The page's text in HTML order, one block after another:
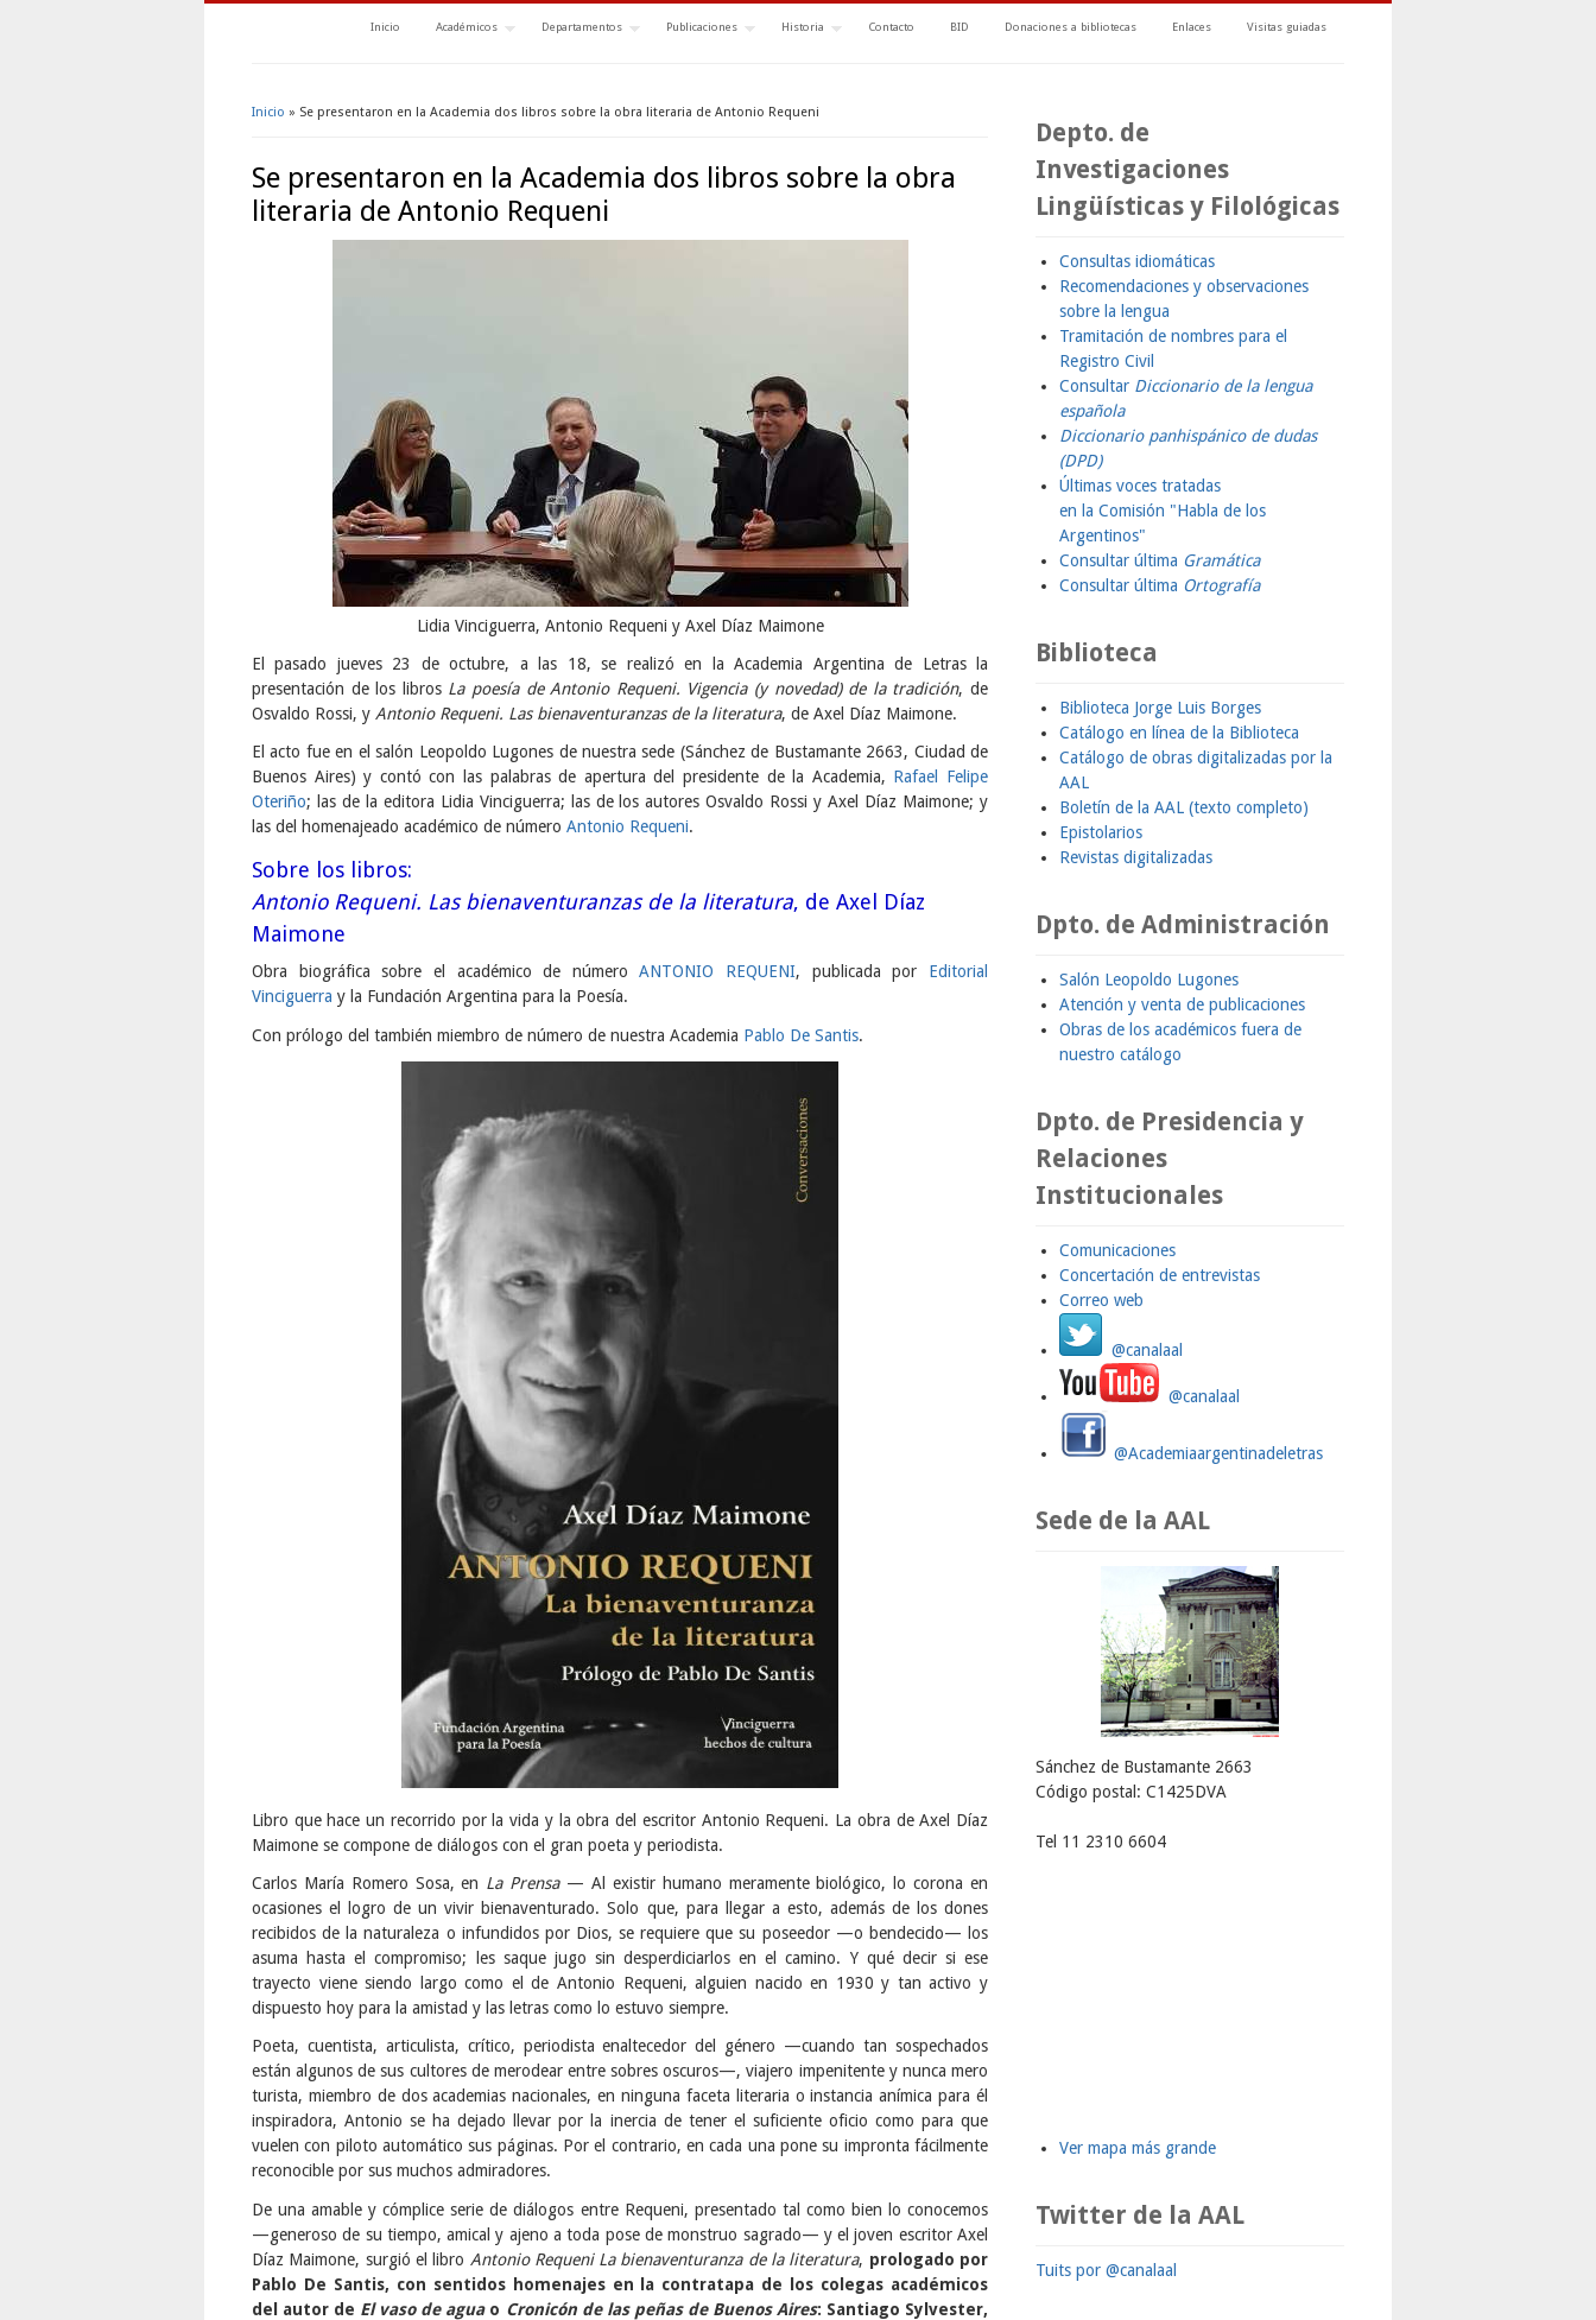
Inicio Académicos Departamentos Publicaciones Historia Contacto BID Donaciones a bibliotecas Enlaces Visitas guiadas
Inicio » Se presentaron en la Academia dos libros sobre la obra literaria de Antonio Requeni
Se presentaron en la Academia dos libros sobre la obra
literaria de Antonio Requeni
Lidia Vinciguerra, Antonio Requeni y Axel Díaz Maimone
El pasado jueves 23 de octubre, a las 18, se realizó en la Academia Argentina de Letras la
presentación de los libros La poesía de Antonio Requeni. Vigencia (y novedad) de la tradición, de
Osvaldo Rossi, y Antonio Requeni. Las bienaventuranzas de la literatura, de Axel Díaz Maimone.
El acto fue en el salón Leopoldo Lugones de nuestra sede (Sánchez de Bustamante 2663, Ciudad de
Buenos Aires) y contó con las palabras de apertura del presidente de la Academia, Rafael Felipe
Oteriño; las de la editora Lidia Vinciguerra; las de los autores Osvaldo Rossi y Axel Díaz Maimone; y
las del homenajeado académico de número Antonio Requeni.
Sobre los libros:
Antonio Requeni. Las bienaventuranzas de la literatura, de Axel Díaz
Maimone
Obra biográfica sobre el académico de númeroANTONIO REQUENI, publicada por Editorial
Vinciguerra y la Fundación Argentina para la Poesía.
Con prólogo del también miembro de número de nuestra Academia Pablo De Santis.
Libro que hace un recorrido por la vida y la obra del escritor Antonio Requeni. La obra de Axel Díaz
Maimone se compone de diálogos con el gran poeta y periodista.
Carlos María Romero Sosa, en La Prensa— Al existir humano meramente biológico, lo corona en
ocasiones el logro de un vivir bienaventurado. Solo que, para llegar a esto, además de los dones
recibidos de la naturaleza o infundidos por Dios, se requiere que su poseedor —o bendecido— los
asuma hasta el compromiso; les saque jugo sin desperdiciarlos en el camino. Y qué decir si ese
trayecto viene siendo largo como el de Antonio Requeni, alguien nacido en 1930 y tan activo y
dispuesto hoy para la amistad y las letras como lo estuvo siempre.
Poeta, cuentista, articulista, crítico, periodista enaltecedor del género —cuando tan sospechados
están algunos de sus cultores de merodear entre sobres oscuros—, viajero impenitente y nunca mero
turista, miembro de dos academias nacionales, en ninguna faceta literaria o instancia anímica para él
inspiradora, Antonio se ha dejado llevar por la inercia de tener el suficiente oficio como para que
vuelen con piloto automático sus páginas. Por el contrario, en cada una pone su impronta fácilmente
reconocible por sus muchos admiradores.
De una amable y cómplice serie de diálogos entre Requeni, presentado tal como bien lo conocemos
—generoso de su tiempo, amical y ajeno a toda pose de monstruo sagrado— y el joven escritor Axel
Díaz Maimone, surgió el libro Antonio Requeni La bienaventuranza de la literatura, prologado por
Pablo De Santis, con sentidos homenajes en la contratapa de los colegas académicos
del autor de El vaso de aguao Cronicón de las peñas de Buenos Aires: Santiago Sylvester,
Depto. de
Investigaciones
Lingüísticas y Filológicas
Consultas idiomáticas
Recomendaciones y observaciones
sobre la lengua
Tramitación de nombres para el
Registro Civil
Consultar Diccionario de la lengua
española
Diccionario panhispánico de dudas
(DPD)
Últimas voces tratadas
en la Comisión "Habla de los
Argentinos"
Consultar última Gramática
Consultar última Ortografía
Biblioteca
Biblioteca Jorge Luis Borges
Catálogo en línea de la Biblioteca
Catálogo de obras digitalizadas por la
AAL
Boletín de la AAL (texto completo)
Epistolarios
Revistas digitalizadas
Dpto. de Administración
Salón Leopoldo Lugones
Atención y venta de publicaciones
Obras de los académicos fuera de
nuestro catálogo
Dpto. de Presidencia y
Relaciones
Institucionales
Comunicaciones
Concertación de entrevistas
Correo web
@canalaal
@canalaal
@Academiaargentinadeletras
Sede de la AAL
Sánchez de Bustamante 2663
Código postal: C1425DVA
Tel 11 2310 6604
Ver mapa más grande
Twitter de la AAL
Tuits por @canalaal